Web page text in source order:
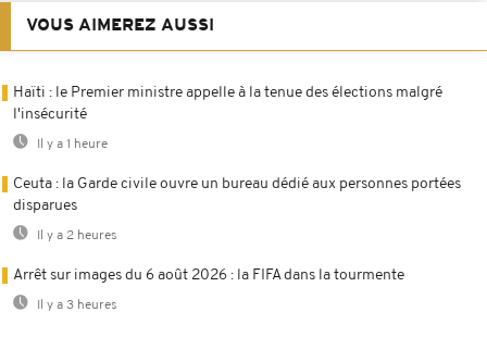
VOUS AIMEREZ AUSSI
Haïti : le Premier ministre appelle à la tenue des élections malgré
l'insécurité
Il y a 1 heure
Ceuta : la Garde civile ouvre un bureau dédié aux personnes portées
disparues
Il y a 2 heures
Arrêt sur images du 6 août 2026 : la FIFA dans la tourmente
Il y a 3 heures